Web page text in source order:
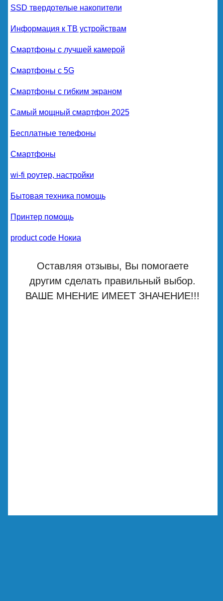
SSD твердотелые накопители
Информация к ТВ устройствам
Смартфоны с лучшей камерой
Смартфоны с 5G
Смартфоны с гибким экраном
Самый мощный смартфон 2025
Бесплатные телефоны
Смартфоны
wi-fi роутер, настройки
Бытовая техника помощь
Принтер помощь
product code Нокиа
Оставляя отзывы, Вы помогаете
другим сделать правильный выбор.
ВАШЕ МНЕНИЕ ИМЕЕТ ЗНАЧЕНИЕ!!!